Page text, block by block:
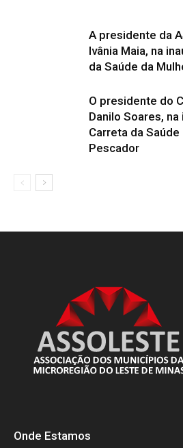
A presidente da
Ivânia Maia, na
da Saúde da
O presidente do
Danilo Soares,
Carreta da
Pescador
Onde Estamos